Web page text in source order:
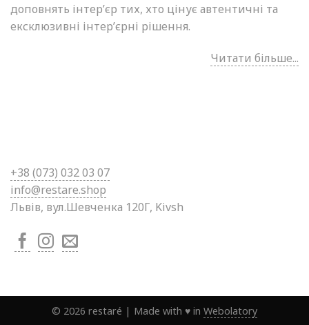
доповнять інтер’єр тих, хто цінує автентичні та
ексклюзивні інтер’єрні рішення.
Читати більше...
+38 (073) 032 03 07
info@restare.shop
Львів, вул.Шевченка 120Г, Kivsh
© 2026 restaré | Made with ♥ in Webolatory